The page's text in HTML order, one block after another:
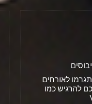
לאורחים
להרגיש כמו